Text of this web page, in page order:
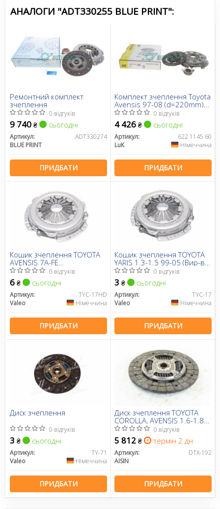
АНАЛОГИ "ADT330255 BLUE PRINT":
Ремонтний комплект
зчеплення
0 відгуків
9 740 ₴ сьогодні
Артикул:
ADT330274
BLUE PRINT
ПРИДБАТИ
Комплект зчеплення Toyota
Avensis 97-08 (d=220mm)
(+вижимний)0 відгуків
4 426 ₴ сьогодні
Артикул:
622 1145 60
LuK
Німеччина
ПРИДБАТИ
Кошик зчеплення TOYOTA
AVENSIS 7A-FE
-01.06,CARINA E AT191 4A-FE
92-,7A-FE 94.08- (заміна TYC-
18)
0 відгуків
6 ₴ сьогодні
Артикул:
TYC-17HD
Valeo
Німеччина
ПРИДБАТИ
Кошик зчеплення TOYOTA
YARIS 1.3-1.5 99-05 (Вир-во
VALEO PHC)0 відгуків
3 ₴ сьогодні
Артикул:
TYC-17
Valeo
Німеччина
ПРИДБАТИ
Диск зчеплення
0 відгуків
3 ₴ сьогодні
Артикул:
TY-71
Valeo
Німеччина
ПРИДБАТИ
Диск зчеплення TOYOTA
COROLLA, AVENSIS 1.6-1.8
07-(Вир-во AISIN)
0 відгуків
5 812 ₴ термін 2 дн.
Артикул:
DTX-192
AISIN
ПРИДБАТИ